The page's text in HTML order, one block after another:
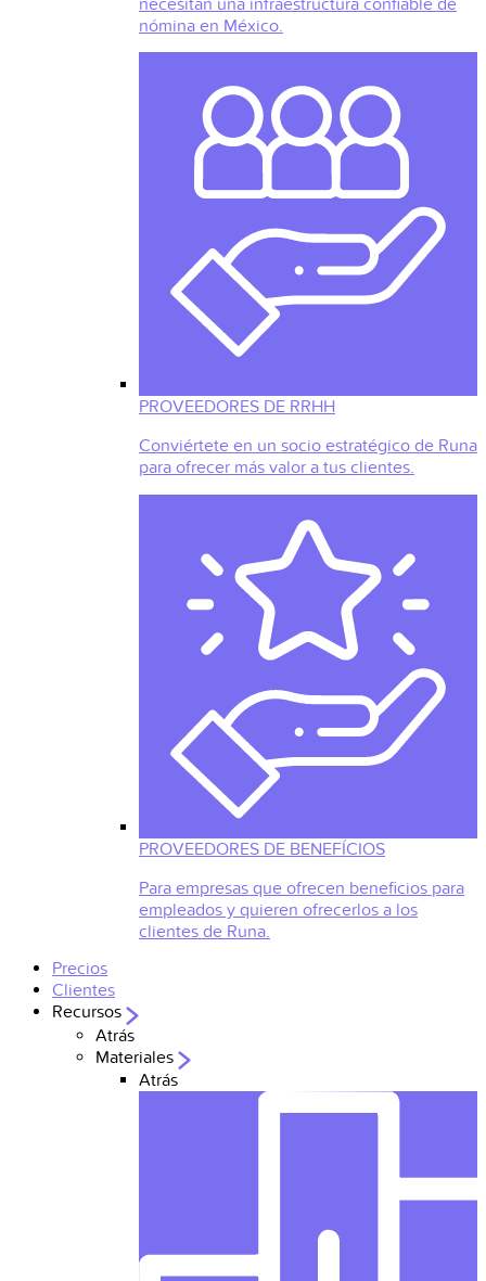
necesitan una infraestructura confiable de
nómina en México.
PROVEEDORES DE RRHH
Conviértete en un socio estratégico de Runa
para ofrecer más valor a tus clientes.
PROVEEDORES DE BENEFÍCIOS
Para empresas que ofrecen beneficios para
empleados y quieren ofrecerlos a los
clientes de Runa.
Precios
Clientes
Recursos
Atrás
Materiales
Atrás